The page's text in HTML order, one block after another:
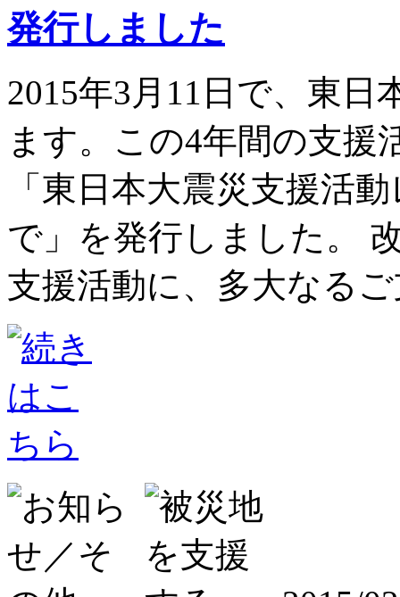
発行しました
2015年3月11日で、東日
ます。この4年間の支援
「東日本大震災支援活
で」を発行しました。
支援活動に、多大なる